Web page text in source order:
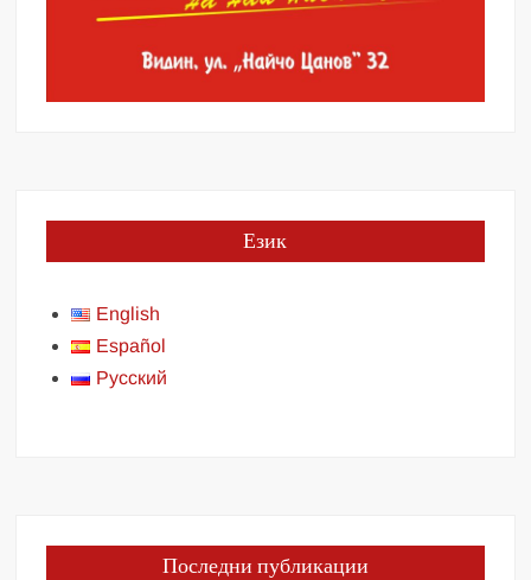
Език
English
Español
Русский
Последни публикации